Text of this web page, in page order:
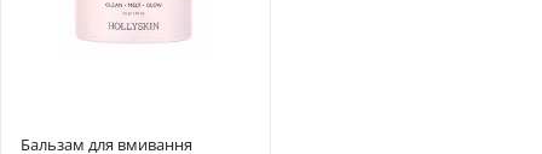
Бальзам для вмивання